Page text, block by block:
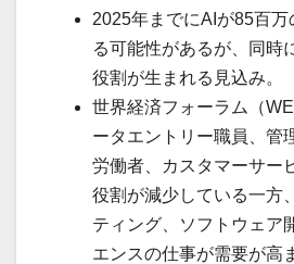
2025年までにAIが85百万
る可能性があるが、同時
役割が生まれる見込み。
世界経済フォーラム（
ータエントリー職員、管
労働者、カスタマーサー
役割が減少している一方
ティング、ソフトウェア
エンスの仕事が需要が高